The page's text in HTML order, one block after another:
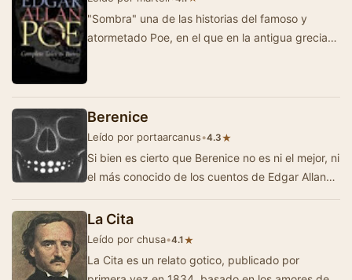
"Sombra" una de las historias del famoso y
atormetado Poe, en el que en la antigua grecia
Berenice
Leído por portaarcanus•4.3★
Si bien es cierto que Berenice no es ni el mejor, ni
el más conocido de los cuentos de Edgar Allan
La Cita
Leído por chusa•4.1 ★
La Cita es un relato gotico, publicado por